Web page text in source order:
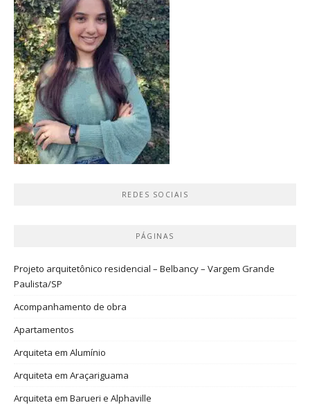
REDES SOCIAIS
PÁGINAS
Projeto arquitetônico residencial – Belbancy – Vargem Grande
Paulista/SP
Acompanhamento de obra
Apartamentos
Arquiteta em Alumínio
Arquiteta em Araçariguama
Arquiteta em Barueri e Alphaville